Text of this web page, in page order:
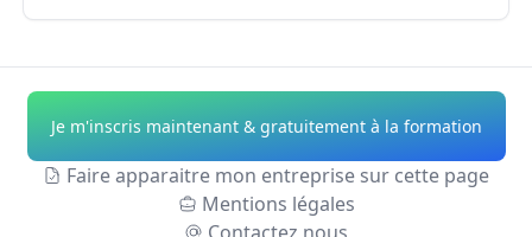
Formation Permis
ExploitationTrégon
Formation Permis
Exploitation
Saint-
Briac-sur-Mer
Formation Permis
ExploitationAlpes-
de-Haute-Provence
Formation Permis
Je m'inscris maintenant & gratuitement à la formation
Faire apparaitre mon entreprise sur cette page
Mentions légales
Contactez nous